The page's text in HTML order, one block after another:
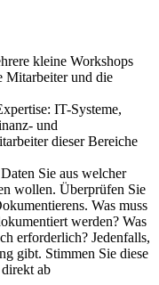
kleine Workshops
Mitarbeiter und die
IT-Systeme,
und
dieser Bereiche
Sie aus welcher
wollen. Überprüfen Sie
Was muss
werden? Was
erforderlich? Jedenfalls,
gibt. Stimmen Sie diese
ab